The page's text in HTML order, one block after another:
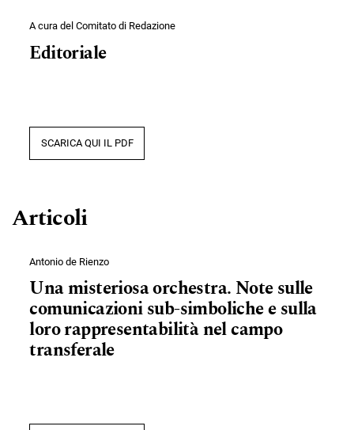
A cura del Comitato di Redazione
Editoriale
SCARICA QUI IL PDF
Articoli
Antonio de Rienzo
Una misteriosa orchestra. Note sulle
comunicazioni sub-simboliche e sulla
loro rappresentabilità nel campo
transferale